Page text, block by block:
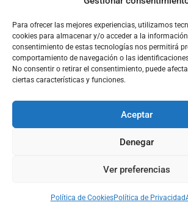
Para ofrecer las mejores experiencias, utilizamos
cookies para almacenar y/o acceder a la
consentimiento de estas tecnologías nos permitirá
comportamiento de navegación o las
No consentir o retirar el consentimiento, puede
ciertas características y funciones.
Aceptar
Denegar
Ver preferencias
Política de CookiesPolítica de Privacidad
Acerca de Nosotros